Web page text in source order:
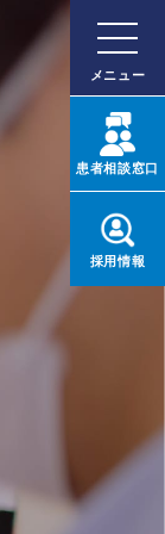
メニュー
患者相談窓口
採用情報